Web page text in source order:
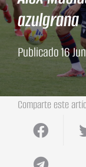
azulgrana
Publicado16
Comparte este